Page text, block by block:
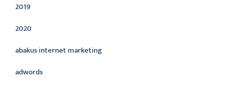
2019
2020
abakus internet marketing
adwords